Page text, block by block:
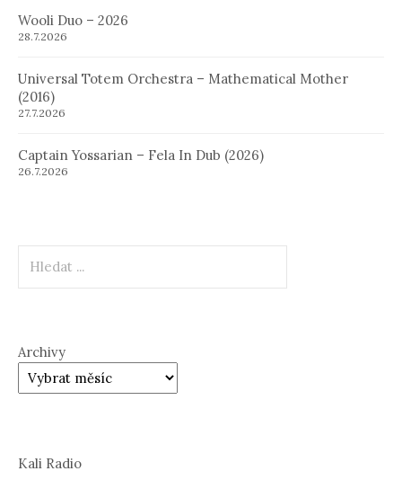
Wooli Duo – 2026
28.7.2026
Universal Totem Orchestra – Mathematical Mother
(2016)
27.7.2026
Captain Yossarian – Fela In Dub (2026)
26.7.2026
Archivy
Kali Radio